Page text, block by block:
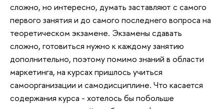
сложно, но интересно, думать заставляют с самого
первого занятия и до самого последнего вопроса на
теоретическом экзамене. Экзамены сдавать
сложно, готовиться нужно к каждому занятию
дополнительно, поэтому помимо знаний в области
маркетинга, на курсах пришлось учиться
самоорганизации и самодисциплине. Что касается
содержания курса - хотелось бы побольше